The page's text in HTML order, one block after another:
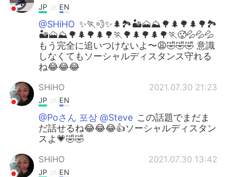
JP EN
@SHiHO ✨🏃💨✨🌲🏞️🏜️🗻⛰️🌳🌲🌳🌲🌳🏞️
🏜️🗻⛰️🌳🌲🌳🌲🌳🏃🌳🌲🌳🌲🌳🏃🥵💦💦💦
もう完全に追いつけないよ〜😩🤣🤣🤣 意識
しなくてもソーシャルディスタンス守れる
ね😂😂😂
SHiHO 2021.07.30 21:23
JP EN
@Poさん 포상 @Steve この話題でまだま
だ話せるね😂😂😂👍ソーシャルディスタン
スよ💗🤣🤣
SHiHO 2021.07.30 13:42
JP EN